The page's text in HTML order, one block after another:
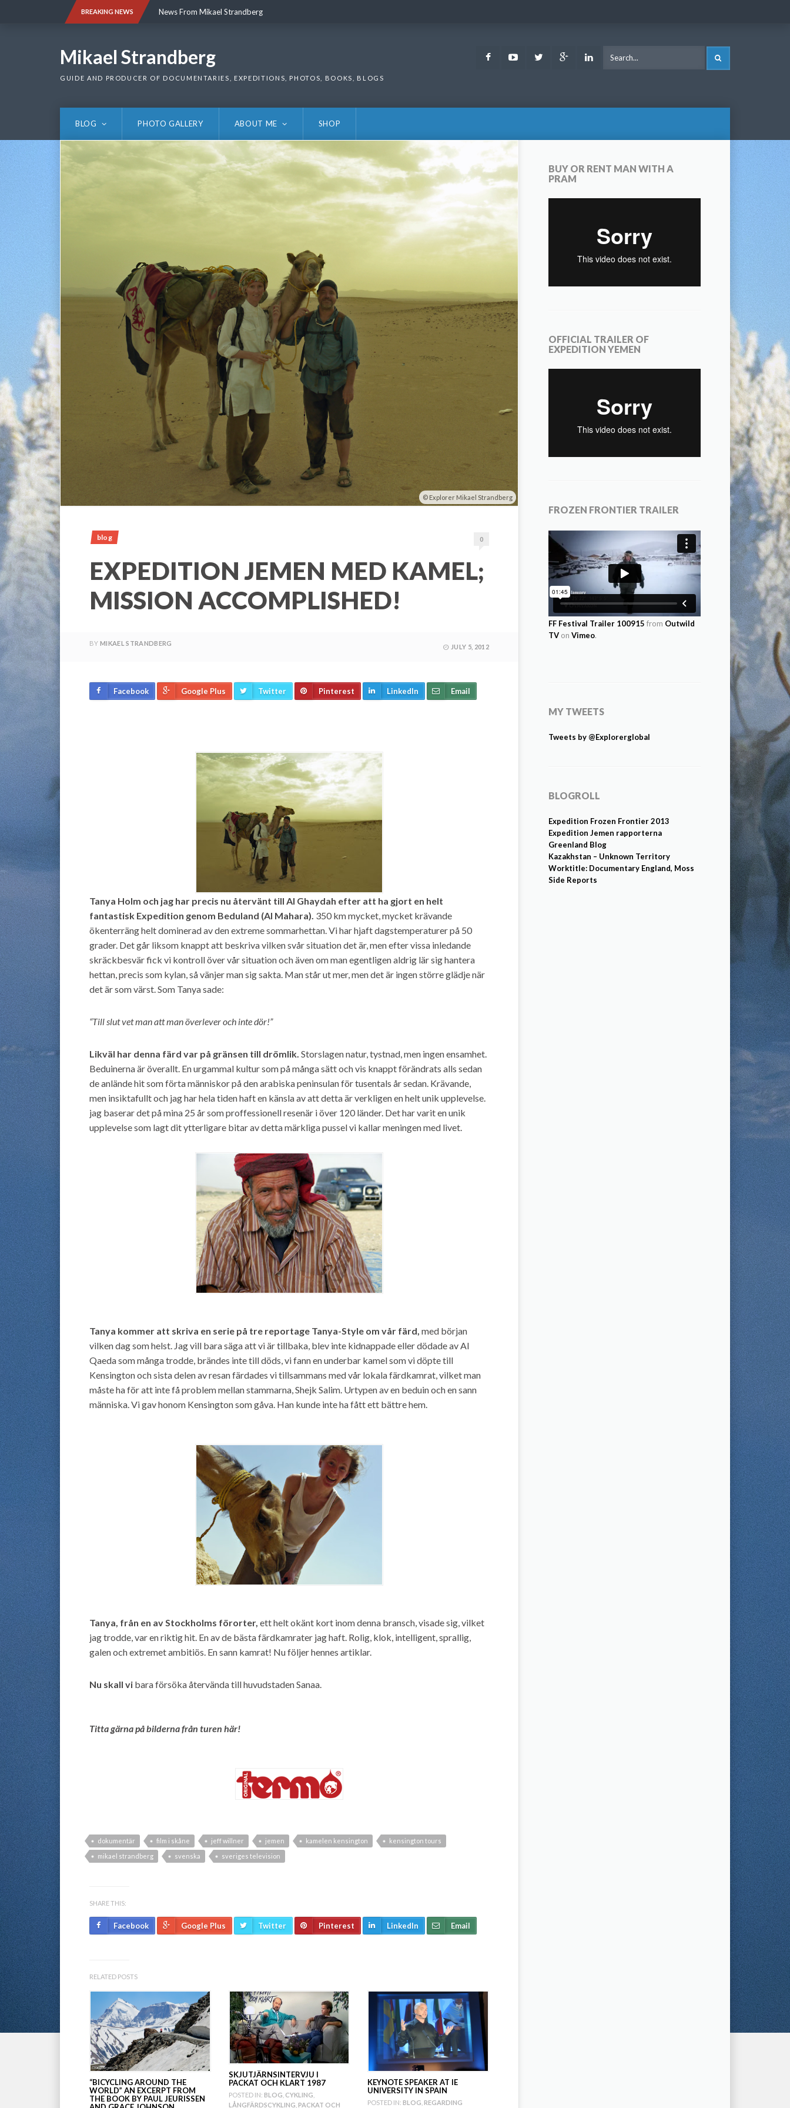
BREAKING NEWS News From Mikael Strandberg
Mikael Strandberg
GUIDE AND PRODUCER OF DOCUMENTARIES, EXPEDITIONS, PHOTOS, BOOKS, BLOGS
FacebookYoutubeTwitter Google LinkedIn
BLOG PHOTO GALLERY ABOUT ME SHOP
Explorer Mikael Strandberg
blog 0
EXPEDITION JEMEN MED KAMEL;
MISSION ACCOMPLISHED!
BY MIKAEL STRANDBERG JULY 5, 2012
Facebook Google Plus Twitter Pinterest LinkedIn Email
Tanya Holm och jag har precis nu återvänt till Al Ghaydah efter att ha gjort en helt
fantastisk Expedition genom Beduland (Al Mahara). 350 km mycket, mycket krävande
ökenterräng helt dominerad av den extreme sommarhettan. Vi har hjaft dagstemperaturer på 50
grader. Det går liksom knappt att beskriva vilken svår situation det är, men efter vissa inledande
skräckbesvär fick vi kontroll över vår situation och även om man egentligen aldrig lär sig hantera
hettan, precis som kylan, så vänjer man sig sakta. Man står ut mer, men det är ingen större glädje när
det är som värst. Som Tanya sade:
“Till slut vet man att man överlever och inte dör!”
Likväl har denna färd var på gränsen till drömlik. Storslagen natur, tystnad, men ingen ensamhet.
Beduinerna är överallt. En urgammal kultur som på många sätt och vis knappt förändrats alls sedan
de anlände hit som förta människor på den arabiska peninsulan för tusentals år sedan. Krävande,
men insiktafullt och jag har hela tiden haft en känsla av att detta är verkligen en helt unik upplevelse.
jag baserar det på mina 25 år som proffessionell resenär i över 120 länder. Det har varit en unik
upplevelse som lagt dit ytterligare bitar av detta märkliga pussel vi kallar meningen med livet.
Tanya kommer att skriva en serie på tre reportage Tanya-Style om vår färd, med början
vilken dag som helst. Jag vill bara säga att vi är tillbaka, blev inte kidnappade eller dödade av Al
Qaeda som många trodde, brändes inte till döds, vi fann en underbar kamel som vi döpte till
Kensington och sista delen av resan färdades vi tillsammans med vår lokala färdkamrat, vilket man
måste ha för att inte få problem mellan stammarna, Shejk Salim. Urtypen av en beduin och en sann
människa. Vi gav honom Kensington som gåva. Han kunde inte ha fått ett bättre hem.
Tanya, från en av Stockholms förorter, ett helt okänt kort inom denna bransch, visade sig, vilket
jag trodde, var en riktig hit. En av de bästa färdkamrater jag haft. Rolig, klok, intelligent, sprallig,
galen och extremet ambitiös. En sann kamrat! Nu följer hennes artiklar.
Nu skall vi bara försöka återvända till huvudstaden Sanaa.
Titta gärna på bilderna från turen här!
dokumentär film i skåne jeff willner jemen kamelen kensington
kensington tours
mikael strandberg
svenska sveriges television
SHARE THIS:
Facebook Google Plus Twitter Pinterest LinkedIn Email
RELATED POSTS
“BICYCLING AROUND THE
WORLD” AN EXCERPT FROM
THE BOOK BY PAUL JEURISSEN
SKJUTJÄRNSINTERVJU I
PACKAT OCH KLART 1987
POSTED IN: BLOG CYKLING
LÅNGFÄRDSCYKLING PACKAT OCH
KEYNOTE SPEAKER AT IE
UNIVERSITY IN SPAIN
POSTED IN: BLOG REGARDING
BUY OR RENT MAN WITH A
PRAM
OFFICIAL TRAILER OF
EXPEDITION YEMEN
FROZEN FRONTIER TRAILER
FF Festival Trailer 100915 from Outwild
TV on Vimeo.
MY TWEETS
Tweets by @Explorerglobal
BLOGROLL
Expedition Frozen Frontier 2013
Expedition Jemen rapporterna
Greenland Blog
Kazakhstan – Unknown Territory
Worktitle: Documentary England, Moss
Side Reports